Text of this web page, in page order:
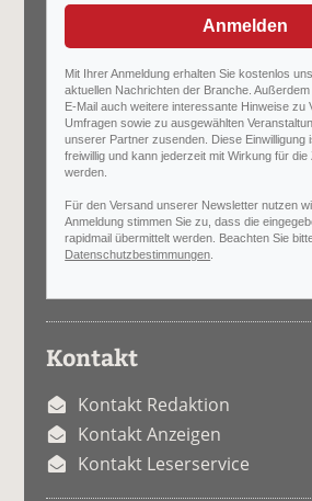
Anmelden
Mit Ihrer Anmeldung erhalten Sie kostenlos
aktuellen Nachrichten der Branche.
E-Mail auch weitere interessante Hinweise zu
Umfragen sowie zu ausgewählten
unserer Partner zusenden. Diese Einwilligung
freiwillig und kann jederzeit mit Wirkung für
werden.
Für den Versand unserer Newsletter nutzen
Anmeldung stimmen Sie zu, dass die
rapidmail übermittelt werden. Beachten Sie
Datenschutzbestimmungen
Kontakt
Kontakt Redaktion
Kontakt Anzeigen
Kontakt Leserservice